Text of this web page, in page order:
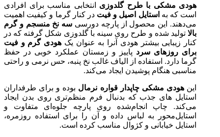
هودی مشکی با طرح گلدوزی
انتخابی مناسب برای افرادی
است که به استایل اصیل و فیتدر کنار گرما و کیفیت اهمیت
می‌دهند. این محصول از پارچه دورسی سه نخ منسجم و گرم
بالا تولید شده و طرح روی سینه با گلدوزی شکل گرفته که در
کنار زیبایی بیشتر هودی آنرا به عنوان یک هودی گرم و فیت
برای روزهای سرد پاییز و زمستان عملکرد خوبی در حفظ
گرما دارد. استفاده از الیاف غالب نخ پنبه، حس نرمی و راحتی
مناسبی هنگام پوشیدن ایجاد می‌کند.
اینهودی مشکی چاپدار قواره نرمال بوده و برای طرفداران
استایل های جذب که بدنبال فرم منظم‌تری روی بدن ایجاد
می‌کند. چاپ انجام‌شده روی پارچه جلوه‌ای متفاوت و
استایل‌محور به لباس داده و آن را برای استفاده روزمره،
استایل خیابانی و کژوال مناسب کرده است.